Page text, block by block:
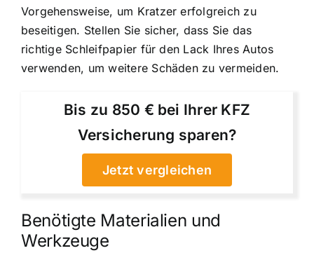
Vorgehensweise, um Kratzer erfolgreich zu
beseitigen. Stellen Sie sicher, dass Sie das
richtige Schleifpapier für den Lack Ihres Autos
verwenden, um weitere Schäden zu vermeiden.
Bis zu 850 € bei Ihrer KFZ
Versicherung sparen?
Jetzt vergleichen
Benötigte Materialien und
Werkzeuge